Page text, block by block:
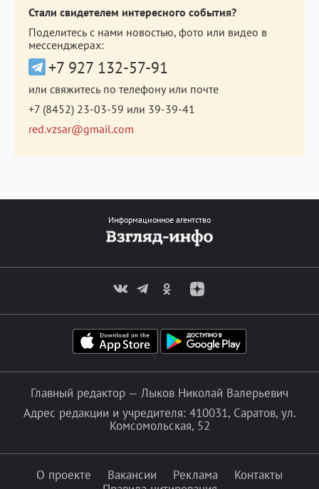
Стали свидетелем интересного события?
Поделитесь с нами новостью, фото или видео в
мессенджерах:
+7 927 132-57-91
или свяжитесь по телефону или почте
+7 (8452) 23-03-59 или 39-39-41
red.vzsar@gmail.com
Информационное агентство
Главный редактор — Лыков Николай Валерьевич
Адрес редакции и учредителя: 410031, Саратов, ул.
Комсомольская, 52
О проекте Вакансии Реклама
Контакты